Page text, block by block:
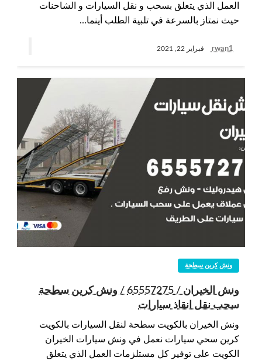
العمل الذي يتعلق بسحب و نقل السيارات و الشاحنات
حيث نمتاز بالسرعة في تلبية الطلب أينما…
rwan1 فبراير 22, 2021
ونش كرين سطحة
ونش الخيران / 65557275 / ونش كرين سطحة
سحب نقل انقاذ سيارات
ونش الخيران بالكويت سطحة لنقل السيارات بالكويت
كرين سحي سيارات نعمل في ونش سيارات الخيران
الكويت على توفير كل مستلزمات العمل الذي يتعلق